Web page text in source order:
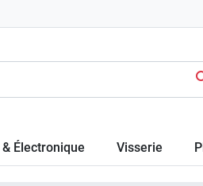
Électronique Visserie